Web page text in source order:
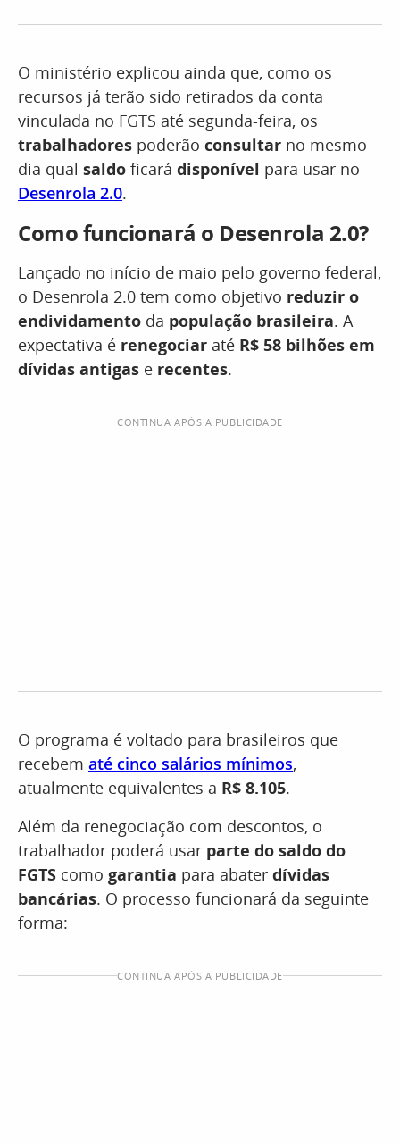
O ministério explicou ainda que, como os
recursos já terão sido retirados da conta
vinculada no FGTS até segunda-feira, os
trabalhadores poderão consultar no mesmo
dia qual saldo ficará disponível para usar no
Desenrola 2.0.
Como funcionará o Desenrola 2.0?
Lançado no início de maio pelo governo federal,
o Desenrola 2.0 tem como objetivo reduzir o
endividamento da população brasileira. A
expectativa é renegociar até R$ 58 bilhões em
dívidas antigas e recentes.
CONTINUA APÓS A PUBLICIDADE
O programa é voltado para brasileiros que
recebem até cinco salários mínimos,
atualmente equivalentes a R$ 8.105.
Além da renegociação com descontos, o
trabalhador poderá usar parte do saldo do
FGTS como garantia para abater dívidas
bancárias. O processo funcionará da seguinte
forma:
CONTINUA APÓS A PUBLICIDADE